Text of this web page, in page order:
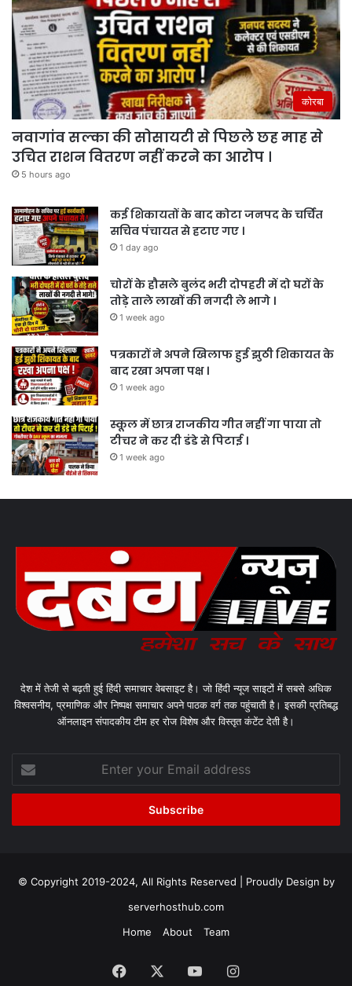
कोरबा
नवागांव सल्का की सोसायटी से पिछले छह माह से
उचित राशन वितरण नहीं करने का आरोप ।
5 hours ago
कई शिकायतों के बाद कोटा जनपद के चर्चित
सचिव पंचायत से हटाए गए ।
1 day ago
चोरों के हौसले बुलंद भरी दोपहरी में दो घरों के
तोड़े ताले लाखों की नगदी ले भागे ।
1 week ago
पत्रकारों ने अपने खिलाफ हुई झुठी शिकायत के
बाद रखा अपना पक्ष ।
1 week ago
स्कूल में छात्र राजकीय गीत नहीं गा पाया तो
टीचर ने कर दी डंडे से पिटाई ।
1 week ago
देश में तेजी से बढ़ती हुई हिंदी समाचार वेबसाइट है। जो हिंदी न्यूज साइटों में सबसे अधिक
विश्वसनीय, प्रमाणिक और निष्पक्ष समाचार अपने पाठक वर्ग तक पहुंचाती है। इसकी प्रतिबद्ध
ऑनलाइन संपादकीय टीम हर रोज विशेष और विस्तृत कंटेंट देती है।
your
Email
© Copyright 2019-2024, All Rights Reserved | Proudly Design by
serverhosthub.com
Home
About Team
Facebook YouTubeInstagram